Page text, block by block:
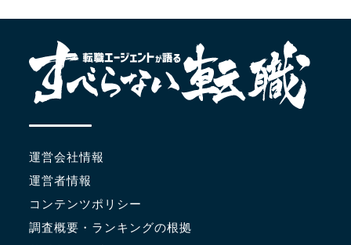
運営会社情報
運営者情報
コンテンツポリシー
調査概要・ランキングの根拠